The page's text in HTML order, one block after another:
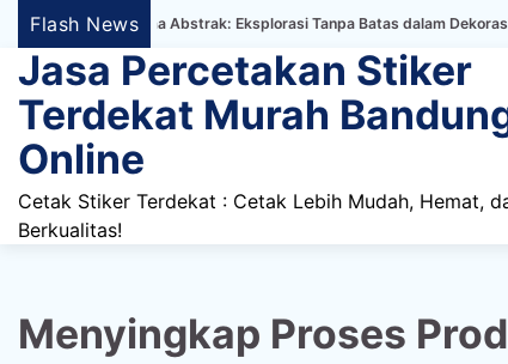
Skip
content
Flash News
Bertema Abstrak: Eksplorasi Tanpa Batas dalam Dekorasi
Jasa Percetakan Stiker
Terdekat Murah
Online
Cetak Stiker Terdekat : Cetak Lebih Mudah, Hemat,
Berkualitas!
Menyingkap Proses